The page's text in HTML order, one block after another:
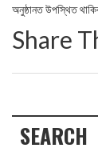
অনুষ্ঠানত উপস্থিত
Share
SEARCH